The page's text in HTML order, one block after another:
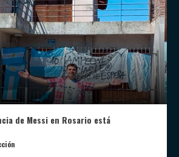
de Messi en Rosario está